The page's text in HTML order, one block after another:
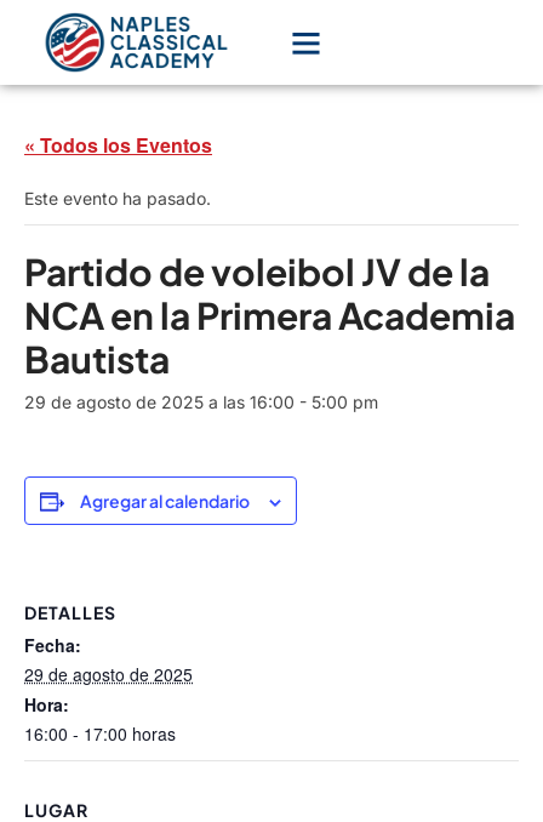
« Todos los Eventos
Este evento ha pasado.
Partido de voleibol JV de la
NCA en la Primera Academia
Bautista
29 de agosto de 2025 a las 16:00 - 5:00 pm
Agregar al calendario
DETALLES
Fecha:
29 de agosto de 2025
Hora:
16:00 - 17:00 horas
LUGAR